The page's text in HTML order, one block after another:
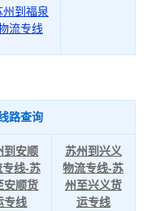
州到福泉
流专线
路查询
到安顺
专线-苏
安顺货
专线
苏州到兴义
物流专线-苏
州至兴义货
运专线